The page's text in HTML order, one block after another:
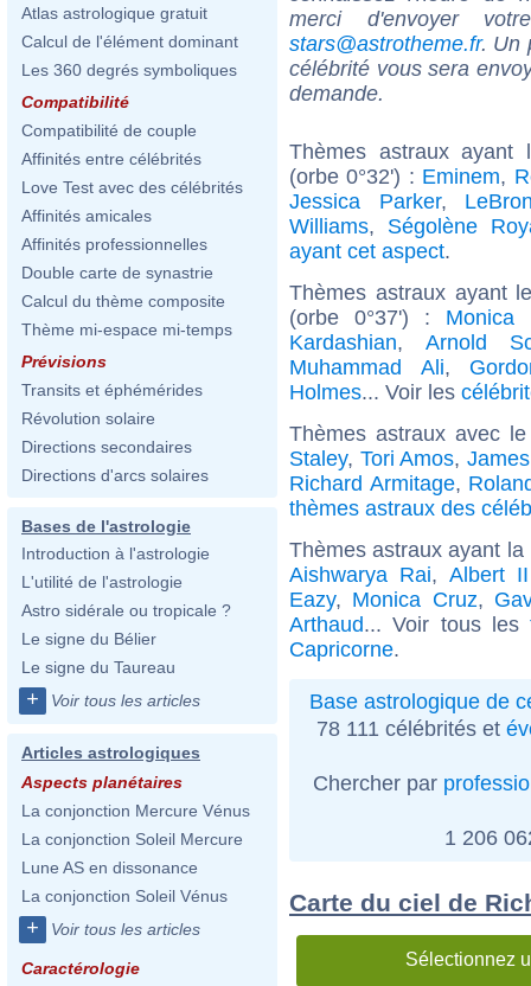
Atlas astrologique gratuit
Calcul de l'élément dominant
Les 360 degrés symboliques
Compatibilité
Compatibilité de couple
Affinités entre célébrités
Love Test avec des célébrités
Affinités amicales
Affinités professionnelles
Double carte de synastrie
Calcul du thème composite
Thème mi-espace mi-temps
Prévisions
Transits et éphémérides
Révolution solaire
Directions secondaires
Directions d'arcs solaires
Bases de l'astrologie
Introduction à l'astrologie
L'utilité de l'astrologie
Astro sidérale ou tropicale ?
Le signe du Bélier
Le signe du Taureau
+ Voir tous les articles
Articles astrologiques
Aspects planétaires
La conjonction Mercure Vénus
La conjonction Soleil Mercure
Lune AS en dissonance
La conjonction Soleil Vénus
+ Voir tous les articles
Caractérologie
merci d'envoyer
stars@astrotheme.fr. Un
célébrité vous sera
demande.
Thèmes astraux ayant
(orbe 0°32') : Eminem,
Jessica Parker,
Williams, Ségolène
ayant cet aspect.
Thèmes astraux ayant
(orbe 0°37') : Monica
Kardashian, Arnold
Muhammad Ali,
Holmes... Voir les
Thèmes astraux avec
Staley, Tori Amos,
Richard Armitage,
thèmes astraux des
Thèmes astraux ayant
Aishwarya Rai, Albert
Eazy, Monica Cruz,
Arthaud... Voir tous les
Capricorne.
Base astrologique de
78 111 célébrités et
Chercher par
1 206
Carte du ciel de
Sélectionnez